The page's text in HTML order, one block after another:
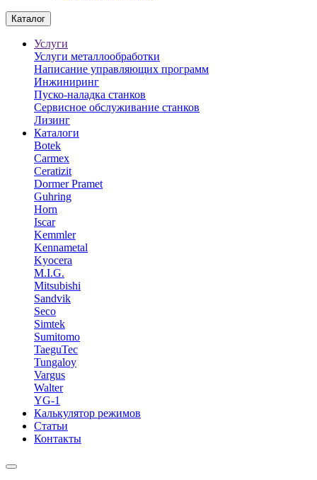
Каталог
Услуги
Услуги металлообработки
Написание управляющих программ
Инжиниринг
Пуско-наладка станков
Сервисное обслуживание станков
Лизинг
Каталоги
Botek
Carmex
Ceratizit
Dormer Pramet
Guhring
Horn
Iscar
Kemmler
Kennametal
Kyocera
M.I.G.
Mitsubishi
Sandvik
Seco
Simtek
Sumitomo
TaeguTec
Tungaloy
Vargus
Walter
YG-1
Калькулятор режимов
Статьи
Контакты